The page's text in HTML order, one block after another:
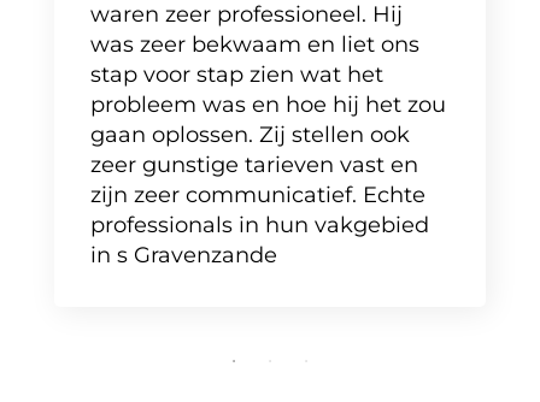
waren zeer professioneel. Hij
was zeer bekwaam en liet ons
stap voor stap zien wat het
probleem was en hoe hij het zou
gaan oplossen. Zij stellen ook
zeer gunstige tarieven vast en
zijn zeer communicatief. Echte
professionals in hun vakgebied
in s Gravenzande